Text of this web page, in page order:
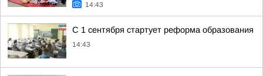
14:43
С 1 сентября стартует реформа образования
14:43